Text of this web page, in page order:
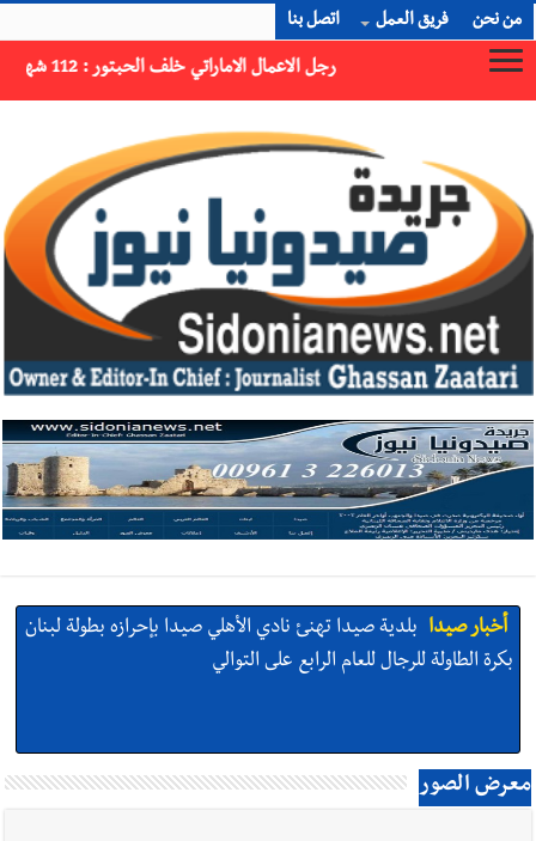
من نحن فريق العمل اتصل بنا
: 112 شهيداً شُيّعوا في ‫غزة‬ بعد أن بقوا تحت الأنقاض منذ عام 2023: أيُعقل أن يبقى الشعب الفلسطيني يعيش كل هذا الألم؟ وإلى متى تستمر هذه المعاناة التي تمزق القلوب والضمائر؟
أخبار صيدا بلدية صيدا تهنئ نادي الأهلي صيدا بإحرازه بطولة لبنان
بكرة الطاولة للرجال للعام الرابع على التوالي
أخبار صيدا
بالصور: رئيسا بلديتي صيدا وصور يشاركان في ورشة
تقنية حول الحد من النفايات البحرية وشباك الصيد المهملة
معرض الصور